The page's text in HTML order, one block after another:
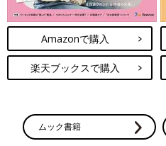
Amazonで購入
楽天ブックスで購入
ムック書籍